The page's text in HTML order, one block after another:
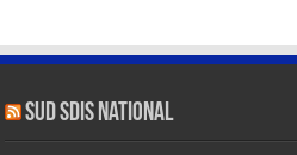
SUD SDIS national